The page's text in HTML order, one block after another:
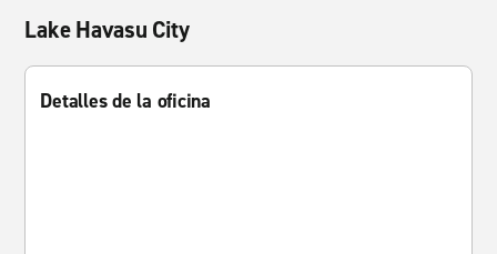
Lake Havasu City
Detalles de la oficina